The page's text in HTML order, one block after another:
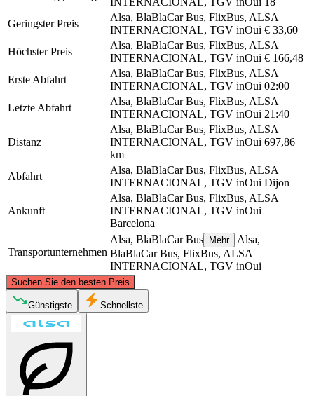
Geringster Preis
Alsa, BlaBlaCar Bus, FlixBus, ALSA
INTERNACIONAL, TGV inOui € 33,60
Höchster Preis
Alsa, BlaBlaCar Bus, FlixBus, ALSA
INTERNACIONAL, TGV inOui € 166,48
Erste Abfahrt
Alsa, BlaBlaCar Bus, FlixBus, ALSA
INTERNACIONAL, TGV inOui 02:00
Letzte Abfahrt
Alsa, BlaBlaCar Bus, FlixBus, ALSA
INTERNACIONAL, TGV inOui 21:40
Distanz
Alsa, BlaBlaCar Bus, FlixBus, ALSA
INTERNACIONAL, TGV inOui 697,86
km
Abfahrt
Alsa, BlaBlaCar Bus, FlixBus, ALSA
INTERNACIONAL, TGV inOui Dijon
Ankunft
Alsa, BlaBlaCar Bus, FlixBus, ALSA
INTERNACIONAL, TGV inOui
Barcelona
Transportunternehmen
Alsa, BlaBlaCar Bus Mehr
Alsa,
BlaBlaCar Bus, FlixBus, ALSA
INTERNACIONAL, TGV inOui
Suchen Sie den besten Preis
©CARTO, ©OpenStreetMapcontributors
Günstigste Schnellste